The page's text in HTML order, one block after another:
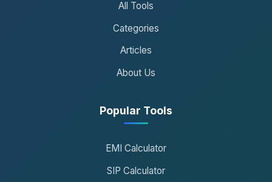
All Tools
Categories
Articles
About Us
Popular Tools
EMI Calculator
SIP Calculator